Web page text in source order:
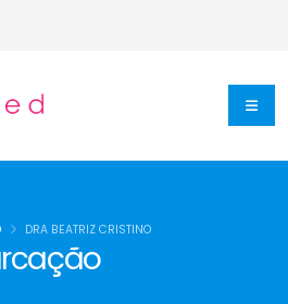
DRA BEATRIZ CRISTINO